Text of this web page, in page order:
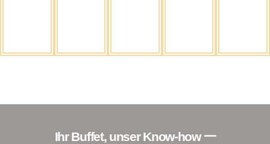
Ihr Buffet, unser Know-how 一